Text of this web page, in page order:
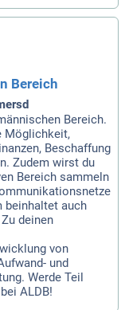
Bereich
Bereich.
Möglichkeit,
Beschaffung
Zudem wirst du
Bereich sammeln
beinhaltet auch
deinen
von
und
Werde Teil
ALDB!